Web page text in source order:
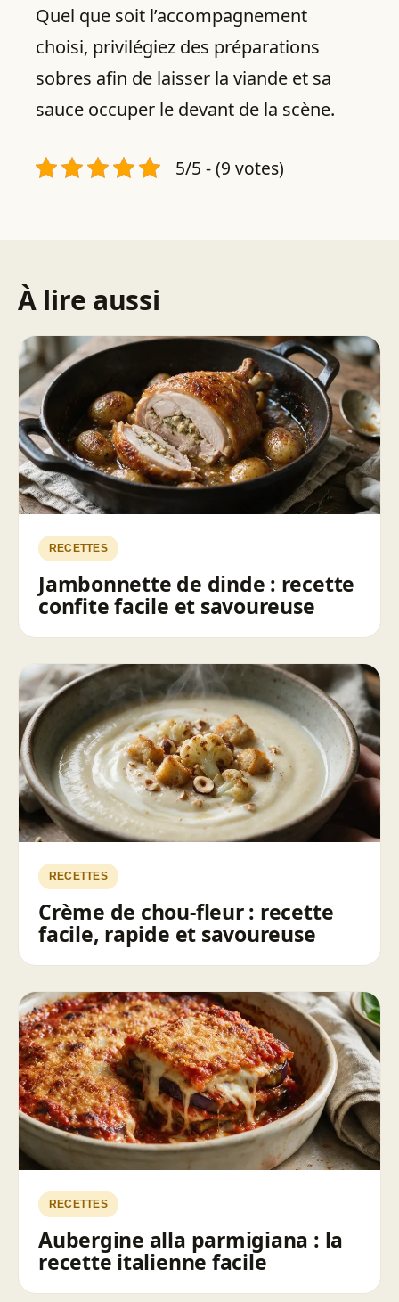
Quel que soit l’accompagnement
choisi, privilégiez des préparations
sobres afin de laisser la viande et sa
sauce occuper le devant de la scène.
5/5 - (9 votes)
À lire aussi
RECETTES
Jambonnette de dinde : recette
confite facile et savoureuse
RECETTES
Crème de chou-fleur : recette
facile, rapide et savoureuse
RECETTES
Aubergine alla parmigiana : la
recette italienne facile